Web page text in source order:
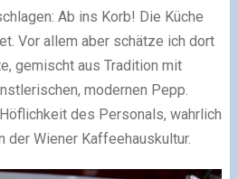
Ab ins Korb! Die Küche
Vor allem aber schätze ich dort
gemischt aus Tradition mit
modernen Pepp.
des Personals, wahrlich
der Wiener Kaffeehauskultur.